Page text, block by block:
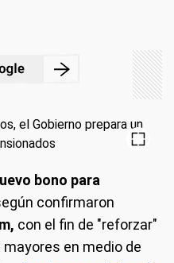
bono para
confirmaron
con el fin de "reforzar"
en medio de